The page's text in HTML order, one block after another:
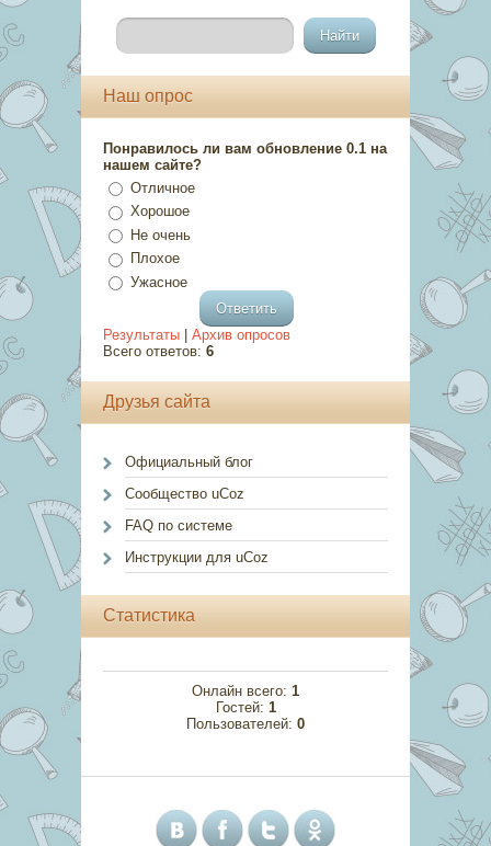
Наш опрос
Понравилось ли вам обновление 0.1 на
нашем сайте?
Отличное
Хорошое
Не очень
Плохое
Ужасное
Результаты
Архив опросов
Всего ответов: 6
Друзья сайта
Официальный блог
Сообщество uCoz
FAQ по системе
Инструкции для uCoz
Статистика
Онлайн всего: 1
Гостей: 1
Пользователей: 0